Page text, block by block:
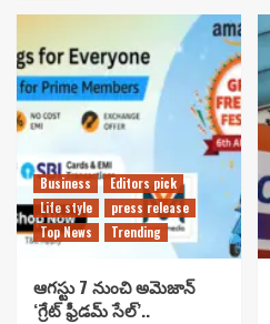
Business
Editors pick
Life style
press release
Top News
Trending
ఆగస్టు 7 నుంచి అమెజాన్
‘గ్రేట్ ఫ్రీడమ్ సేల్’..